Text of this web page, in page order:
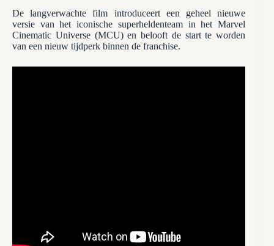
De langverwachte film introduceert een geheel nieuwe
versie van het iconische superheldenteam in het Marvel
Cinematic Universe (MCU) en belooft de start te worden
van een nieuw tijdperk binnen de franchise.